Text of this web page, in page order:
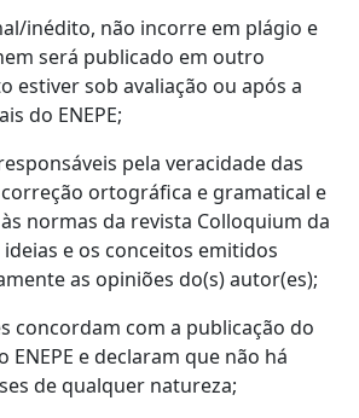
inédito, não incorre em plágio e
será publicado em outro
estiver sob avaliação ou após a
do ENEPE;
pela veracidade das
ortográfica e gramatical e
normas da revista Colloquium da
e os conceitos emitidos
as opiniões do(s) autor(es);
concordam com a publicação do
ENEPE e declaram que não há
de qualquer natureza;